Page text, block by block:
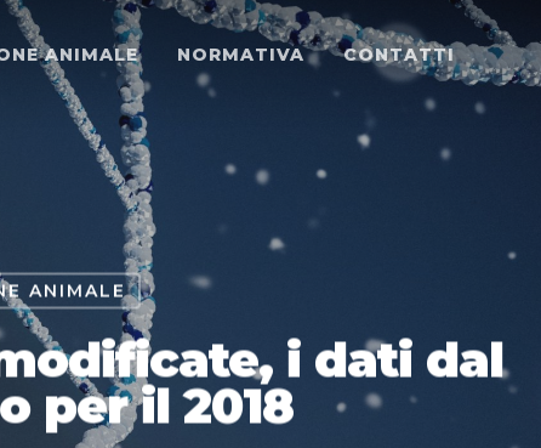
ANIMALE NORMATIVA CONTATTI
ANIMALE
i dati dal
per il 2018